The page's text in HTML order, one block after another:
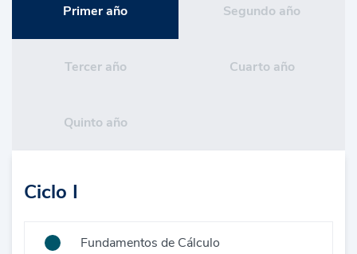
Primer año Segundo año
Tercer año Cuarto año
Quinto año
Ciclo I
Fundamentos de Cálculo